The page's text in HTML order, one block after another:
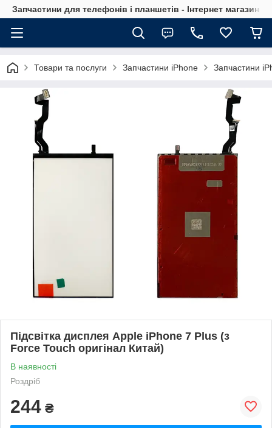
Запчастини для телефонів і планшетів - Інтернет магазин
Товари та послуги Запчастини iPhone Запчастини
Підсвітка дисплея Apple iPhone 7 Plus (з
Force Touch оригінал Китай)
В наявності
Роздріб
244 ₴